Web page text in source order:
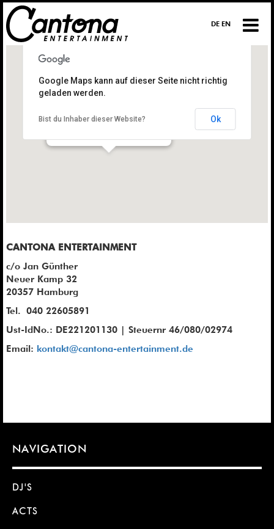
DE EN
Google Maps kann auf dieser Seite nicht richtig
geladen werden.
Bist du Inhaber dieser Website? Ok
CANTONA ENTERTAINMENT
c/o Jan Günther
Neuer Kamp 32
20357 Hamburg
Tel. 040 22605891
Ust-IdNo.: DE221201130 | Steuernr 46/080/02974
Email: kontakt@cantona-entertainment.de
NAVIGATION
DJ'S
ACTS